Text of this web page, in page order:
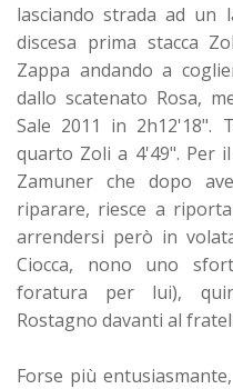
lasciando strada ad un
discesa prima stacca
Zappa andando a
dallo scatenato Rosa,
Sale 2011 in 2h12'18".
quarto Zoli a 4'49". Per
Zamuner che dopo
riparare, riesce a
arrendersi però in
Ciocca, nono uno
foratura per lui),
Rostagno davanti al
Forse più